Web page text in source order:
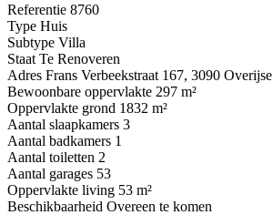
Referentie 8760
Type Huis
Subtype Villa
Staat Te Renoveren
Adres Frans Verbeekstraat 167, 3090 Overijse
Bewoonbare oppervlakte 297 m²
Oppervlakte grond 1832 m²
Aantal slaapkamers 3
Aantal badkamers 1
Aantal toiletten 2
Aantal garages 53
Oppervlakte living 53 m²
Beschikbaarheid Overeen te komen